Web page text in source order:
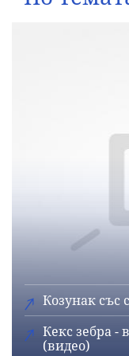
Козунак със
Кекс зебра -
(видео)